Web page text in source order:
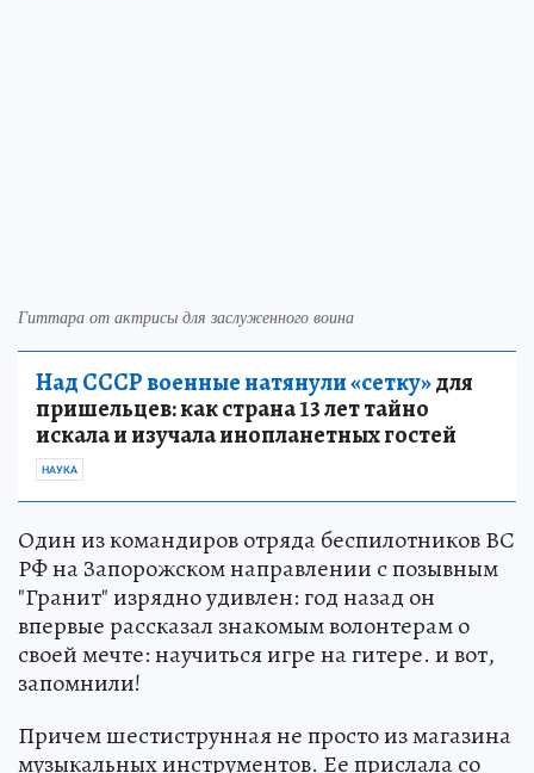
Гиттара от актрисы для заслуженного воина
Над СССР военные натянули «сетку»для
пришельцев: как страна 13 лет тайно
искала и изучала инопланетных гостей
НАУКА
Один из командиров отряда беспилотников ВС
РФ на Запорожском направлении с позывным
"Гранит" изрядно удивлен: год назад он
впервые рассказал знакомым волонтерам о
своей мечте: научиться игре на гитере. и вот,
запомнили!
Причем шестиструнная не просто из магазина
музыкальных инструментов. Ее прислала со